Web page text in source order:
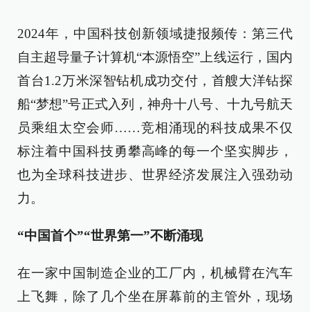
2024年，中国科技创新领域捷报频传：第三代
自主超导量子计算机“本源悟空”上线运行，国内
首台1.2万米深智钻机成功交付，首艘大洋钻探
船“梦想”号正式入列，神舟十八号、十九号航天
员乘组太空会师……竞相涌现的科技成果不仅
标注着中国科技勇攀高峰的每一个坚实脚步，
也为全球科技进步、世界经济发展注入强劲动
力。
“中国首个”“世界第一”不断涌现
在一家中国制造企业的工厂内，机械臂在汽车
上飞舞，除了几个坐在屏幕前的主管外，现场